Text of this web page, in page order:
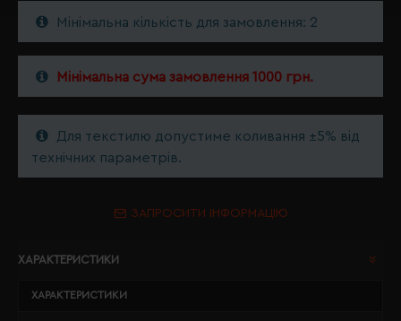
Мінімальна кількість для замовлення: 2
Мінімальна сума замовлення 1000 грн.
Для текстилю допустиме коливання ±5% від
технічних параметрів.
ЗАПРОСИТИ ІНФОРМАЦІЮ
ХАРАКТЕРИСТИКИ
ХАРАКТЕРИСТИКИ